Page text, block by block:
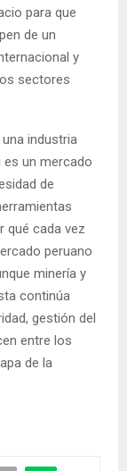
para que
de un
y
sectores
industria
es un mercado
de
qué cada vez
peruano
minería y
continúa
gestión del
entre los
de la